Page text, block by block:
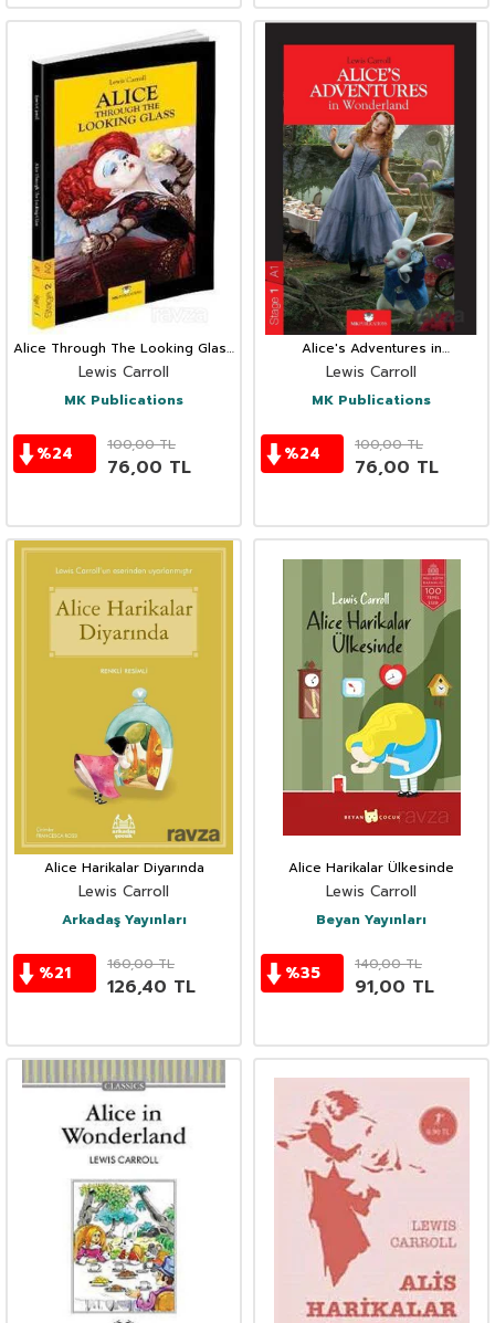
Alice Through The Looking Glass
/Stage 2 - A2
Lewis Carroll
MK Publications
%24 100,00TL
76,00 TL
Alice's Adventures in
Wonderland / Stage 1 A1
Lewis Carroll
MK Publications
%24 100,00TL
76,00 TL
Alice Harikalar Diyarında
Lewis Carroll
Arkadaş Yayınları
%21 160,00TL
126,40 TL
Alice Harikalar Ülkesinde
Lewis Carroll
Beyan Yayınları
%35 140,00TL
91,00 TL